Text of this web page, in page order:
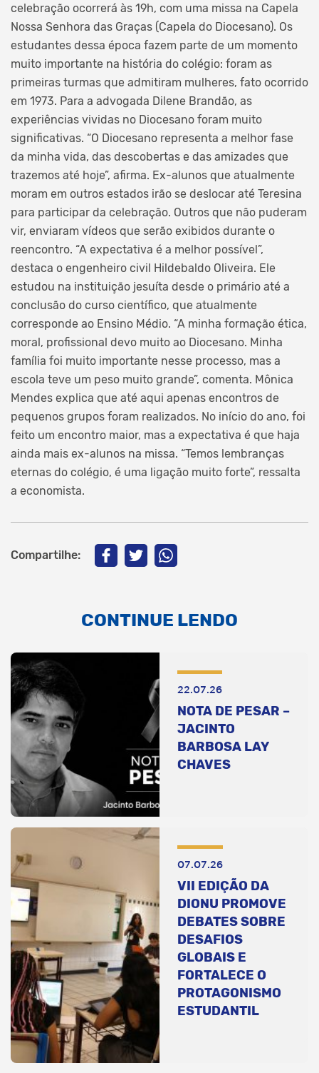
celebração ocorrerá às 19h, com uma missa na Capela
Nossa Senhora das Graças (Capela do Diocesano). Os
estudantes dessa época fazem parte de um momento
muito importante na história do colégio: foram as
primeiras turmas que admitiram mulheres, fato ocorrido
em 1973. Para a advogada Dilene Brandão, as
experiências vividas no Diocesano foram muito
significativas. “O Diocesano representa a melhor fase
da minha vida, das descobertas e das amizades que
trazemos até hoje”, afirma. Ex-alunos que atualmente
moram em outros estados irão se deslocar até Teresina
para participar da celebração. Outros que não puderam
vir, enviaram vídeos que serão exibidos durante o
reencontro. “A expectativa é a melhor possível”,
destaca o engenheiro civil Hildebaldo Oliveira. Ele
estudou na instituição jesuíta desde o primário até a
conclusão do curso científico, que atualmente
corresponde ao Ensino Médio. “A minha formação ética,
moral, profissional devo muito ao Diocesano. Minha
família foi muito importante nesse processo, mas a
escola teve um peso muito grande”, comenta. Mônica
Mendes explica que até aqui apenas encontros de
pequenos grupos foram realizados. No início do ano, foi
feito um encontro maior, mas a expectativa é que haja
ainda mais ex-alunos na missa. “Temos lembranças
eternas do colégio, é uma ligação muito forte”, ressalta
a economista.
Compartilhe:
CONTINUE LENDO
22.07.26
NOTA DE PESAR –
JACINTO
BARBOSA LAY
CHAVES
07.07.26
VII EDIÇÃO DA
DIONU PROMOVE
DEBATES SOBRE
DESAFIOS
GLOBAIS E
FORTALECE O
PROTAGONISMO
ESTUDANTIL